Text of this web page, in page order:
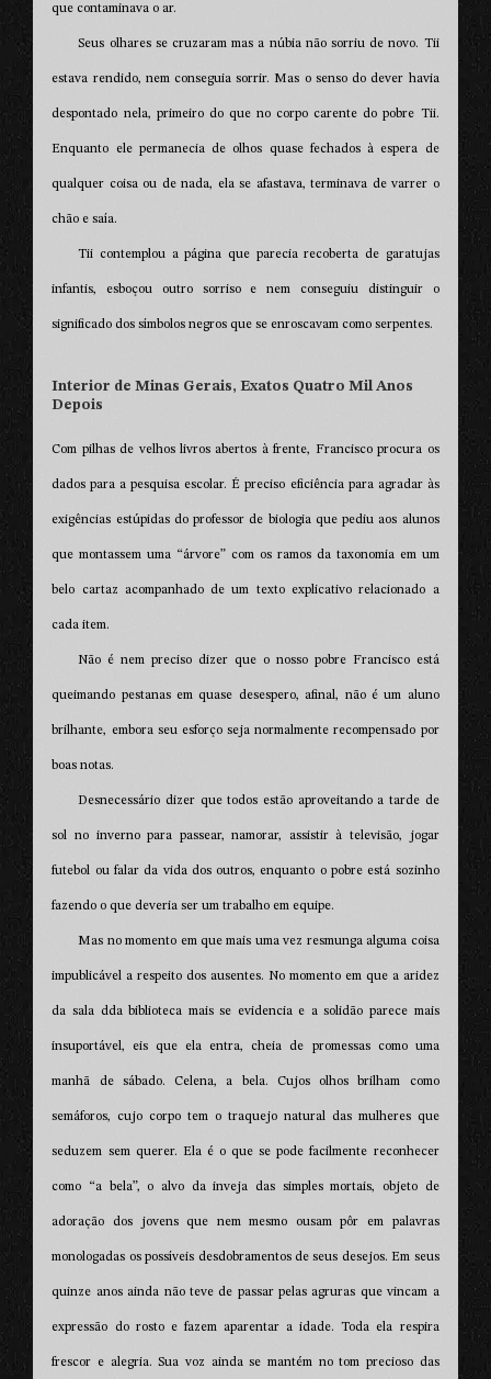
que contaminava o ar.
Seus olhares se cruzaram mas a núbia não sorriu de novo. Tii
estava rendido, nem conseguia sorrir. Mas o senso do dever havia
despontado nela, primeiro do que no corpo carente do pobre Tii.
Enquanto ele permanecia de olhos quase fechados à espera de
qualquer coisa ou de nada, ela se afastava, terminava de varrer o
chão e saía.
Tii contemplou a página que parecia recoberta de garatujas
infantis, esboçou outro sorriso e nem conseguiu distinguir o
significado dos símbolos negros que se enroscavam como serpentes.
Interior de Minas Gerais, Exatos Quatro Mil Anos
Depois
Com pilhas de velhos livros abertos à frente, Francisco procura os
dados para a pesquisa escolar. É preciso eficiência para agradar às
exigências estúpidas do professor de biologia que pediu aos alunos
que montassem uma “árvore” com os ramos da taxonomia em um
belo cartaz acompanhado de um texto explicativo relacionado a
cada item.
Não é nem preciso dizer que o nosso pobre Francisco está
queimando pestanas em quase desespero, afinal, não é um aluno
brilhante, embora seu esforço seja normalmente recompensado por
boas notas.
Desnecessário dizer que todos estão aproveitando a tarde de
sol no inverno para passear, namorar, assistir à televisão, jogar
futebol ou falar da vida dos outros, enquanto o pobre está sozinho
fazendo o que deveria ser um trabalho em equipe.
Mas no momento em que mais uma vez resmunga alguma coisa
impublicável a respeito dos ausentes. No momento em que a aridez
da sala dda biblioteca mais se evidencia e a solidão parece mais
insuportável, eis que ela entra, cheia de promessas como uma
manhã de sábado. Celena, a bela. Cujos olhos brilham como
semáforos, cujo corpo tem o traquejo natural das mulheres que
seduzem sem querer. Ela é o que se pode facilmente reconhecer
como “a bela”, o alvo da inveja das simples mortais, objeto de
adoração dos jovens que nem mesmo ousam pôr em palavras
monologadas os possíveis desdobramentos de seus desejos. Em seus
quinze anos ainda não teve de passar pelas agruras que vincam a
expressão do rosto e fazem aparentar a idade. Toda ela respira
frescor e alegria. Sua voz ainda se mantém no tom precioso das